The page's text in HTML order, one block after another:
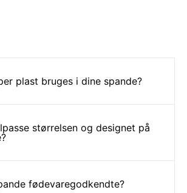
plast bruges i dine spande?
størrelsen og designet på
fødevaregodkendte?